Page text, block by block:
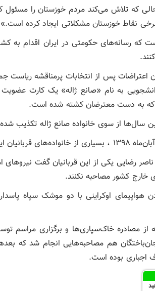
که تلاش می‌کند مردم خوزستان را
نقاط خوزستان مشکلاتی ایجاد کرده است.»
که رسانه‌های حکومتی در ایران اقدام به
به نام «صانع ژاله» یک کارت
که به دست معترضان کشته شده است.
سال‌ها از سوی خانواده صانع ژاله تکذیب
نیروهای امنیتی سخن گفتند
رضایی یکی از این قربانیان گفت نیروهای
خارج کشور مصاحبه نکنند.
هواپیمای اوکراینی با دو موشک سپاه
از مصادره خاک‌سپاری‌ها و برگزاری مراسم
هم مصاحبه‌هایی انجام شد که
اجباری بوده است.